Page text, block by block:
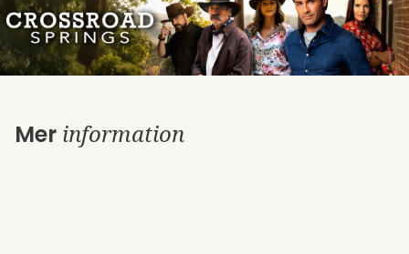
Mer information